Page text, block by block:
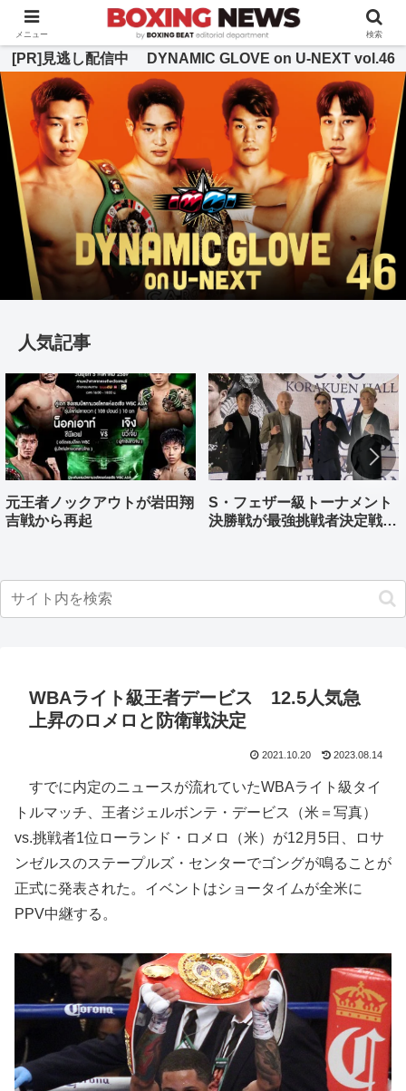
BOXING BEAT [ボクシング・ビート] 公式サイト
[PR]見逃し配信中 DYNAMIC GLOVE on U-NEXT vol.46
人気記事
元王者ノックアウトが岩田翔
吉戦から再起
S・フェザー級トーナメント
決勝戦が最強挑戦者決定戦兼
WBAライト級王者デービス 12.5人気急
上昇のロメロと防衛戦決定
2021.10.20 2023.08.14
すでに内定のニュースが流れていたWBAライト級タイ
トルマッチ、王者ジェルボンテ・デービス（米＝写真）
vs.挑戦者1位ローランド・ロメロ（米）が12月5日、ロサ
ンゼルスのステープルズ・センターでゴングが鳴ることが
正式に発表された。イベントはショータイムが全米に
PPV中継する。
メニュー 検索